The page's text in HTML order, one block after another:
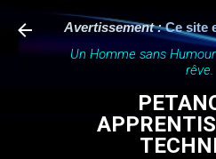
Accéder au
Avertissement : Ce site est
Un Homme sans
rêve.